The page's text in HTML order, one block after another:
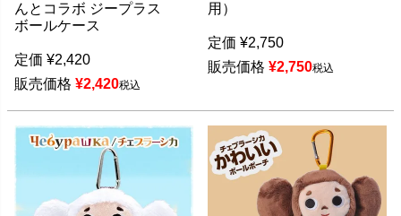
んとコラボ ジープラス
ボールケース
定価 ¥2,420
販売価格 ¥2,420税込
用）
定価 ¥2,750
販売価格 ¥2,750税込